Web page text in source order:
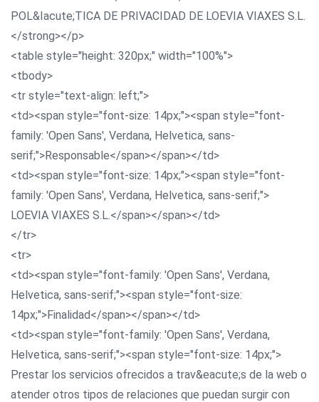
POL&Iacute;TICA DE PRIVACIDAD DE LOEVIA VIAXES S.L.
</strong></p>
<table style="height: 320px;" width="100%">
<tbody>
<tr style="text-align: left;">
<td><span style="font-size: 14px;"><span style="font-
family: 'Open Sans', Verdana, Helvetica, sans-
serif;">Responsable</span></span></td>
<td><span style="font-size: 14px;"><span style="font-
family: 'Open Sans', Verdana, Helvetica, sans-serif;">
LOEVIA VIAXES S.L.</span></span></td>
</tr>
<tr>
<td><span style="font-family: 'Open Sans', Verdana,
Helvetica, sans-serif;"><span style="font-size:
14px;">Finalidad</span></span></td>
<td><span style="font-family: 'Open Sans', Verdana,
Helvetica, sans-serif;"><span style="font-size: 14px;">
Prestar los servicios ofrecidos a trav&eacute;s de la web o
atender otros tipos de relaciones que puedan surgir con